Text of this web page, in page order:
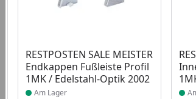
RESTPOSTEN SALE MEISTER
Endkappen Fußleiste Profil
1MK / Edelstahl-Optik 2002
Produkt am Lager
Am Lager